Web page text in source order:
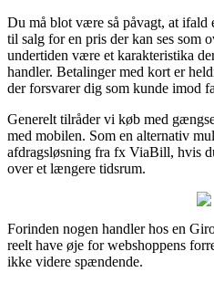
Du må blot være så påvagt, at ifald
til salg for en pris der kan ses som
undertiden være et karakteristika
handler. Betalinger med kort er
der forsvarer dig som kunde imod
Generelt tilråder vi køb med
med mobilen. Som en alternativ
afdragsløsning fra fx ViaBill, hvis
over et længere tidsrum.
Forinden nogen handler hos en
reelt have øje for webshoppens
ikke videre spændende.